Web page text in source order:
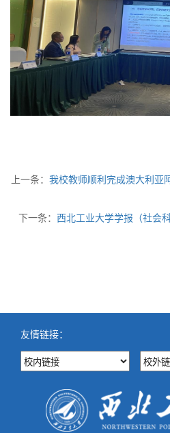
上一条： 我校教师顺利完成澳大利亚
下一条： 西北工业大学学报（社会
友情链接：